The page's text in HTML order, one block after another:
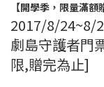
【開學季，限量滿額
2017/8/24~8/
劇島守護者門
限,贈完為止]